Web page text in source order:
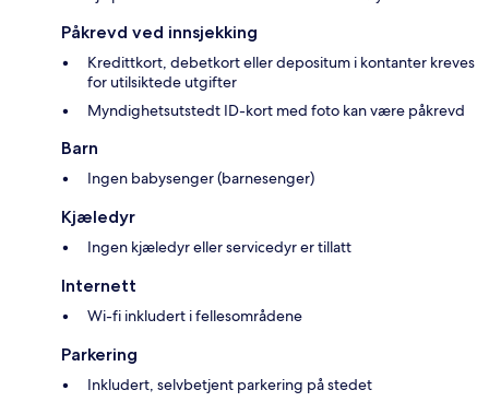
Påkrevd ved innsjekking
Kredittkort, debetkort eller depositum i kontanter kreves
for utilsiktede utgifter
Myndighetsutstedt ID-kort med foto kan være påkrevd
Barn
Ingen babysenger (barnesenger)
Kjæledyr
Ingen kjæledyr eller servicedyr er tillatt
Internett
Wi-fi inkludert i fellesområdene
Parkering
Inkludert, selvbetjent parkering på stedet